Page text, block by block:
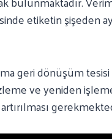
etiketin şişeden
geri dönüşüm
ve yeniden